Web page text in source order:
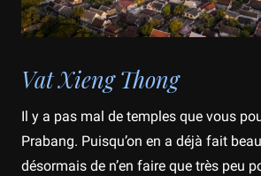
Vat Xieng Thong
Il y a pas mal de temples que vous
Prabang. Puisqu’on en a déjà fait
désormais de n’en faire que très peu